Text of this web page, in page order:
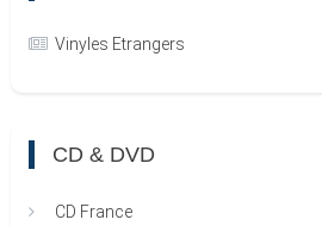
Vinyles Etrangers
CD & DVD
CD France